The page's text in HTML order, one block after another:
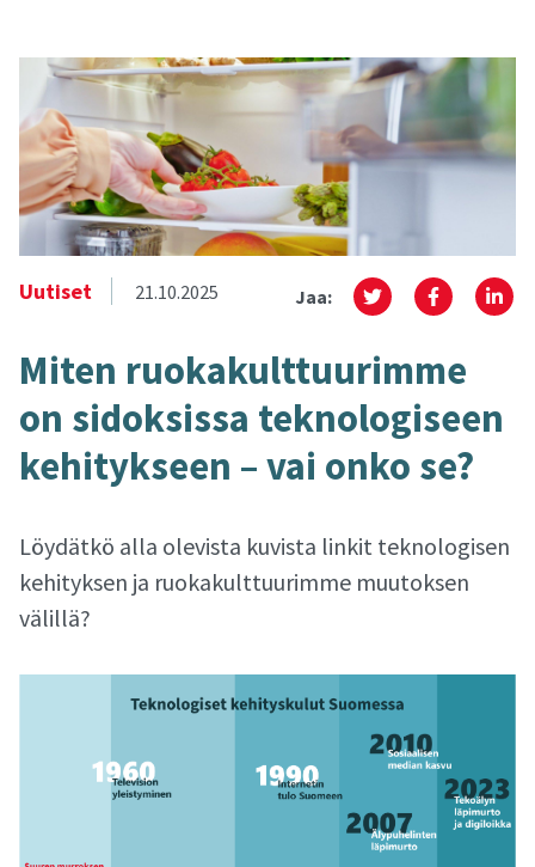
Uutiset 21.10.2025 Jaa:
Miten ruo­ka­kult­tuu­rim­me
on si­dok­sis­sa tek­no­lo­gi­seen
ke­hi­tyk­seen – vai onko se?
Löydätkö alla olevista kuvista linkit teknologisen
kehityksen ja ruokakulttuurimme muutoksen
välillä?